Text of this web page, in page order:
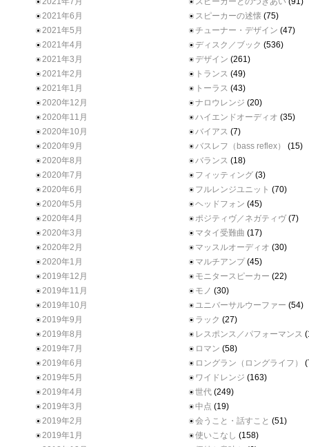
2021年6月
2021年5月
2021年4月
2021年3月
2021年2月
2021年1月
2020年12月
2020年11月
2020年10月
2020年9月
2020年8月
2020年7月
2020年6月
2020年5月
2020年4月
2020年3月
2020年2月
2020年1月
2019年12月
2019年11月
2019年10月
2019年9月
2019年8月
2019年7月
2019年6月
2019年5月
2019年4月
2019年3月
2019年2月
2019年1月
スピーカーの述懐 (75)
チューナー・デザイン (47)
ディスク／ブック (536)
デザイン (261)
トランス (49)
トーラス (43)
ナロウレンジ (20)
ハイエンドオーディオ (35)
バイアス (7)
バスレフ（bass reflex）
(15)
バランス (18)
フィッティング (3)
フルレンジユニット (70)
ヘッドフォン (45)
ポジティヴ／ネガティヴ(7)
マタイ受難曲 (17)
マッスルオーディオ (30)
マルチアンプ (45)
モニタースピーカー (22)
モノ (30)
ユニバーサルウーファー (54)
ラック (27)
レスポンス／パフォーマンス
ロマン (58)
ロングラン（ロングライフ）
ワイドレンジ (163)
世代 (249)
中点 (19)
会うこと・話すこと (51)
使いこなし (158)